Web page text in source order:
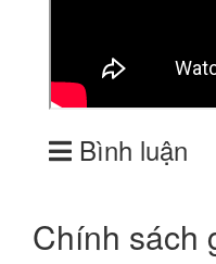
Bình luận
Chính sách